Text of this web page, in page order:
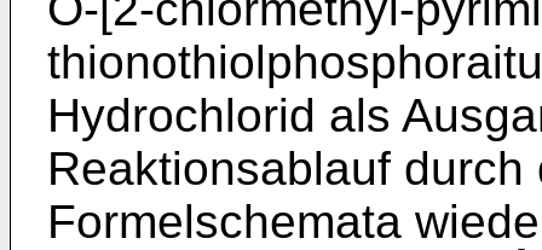
Hydrochlorid als
Reaktionsablauf
Formelschemata